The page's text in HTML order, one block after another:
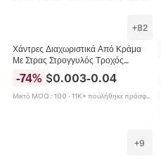
+82
Χάντρες Διαχωριστικά Από Κράμα
Με Στρας Στρογγυλός Τροχός
Πολύχρωμα Κρύσταλλα Για
Χειροποίητα Βραχιόλια Κολιέ DIY
-74% $0.003-0.04
Μικτό MOQ : 100 · 11K+ πουλήθηκε πρόσφατα
+9